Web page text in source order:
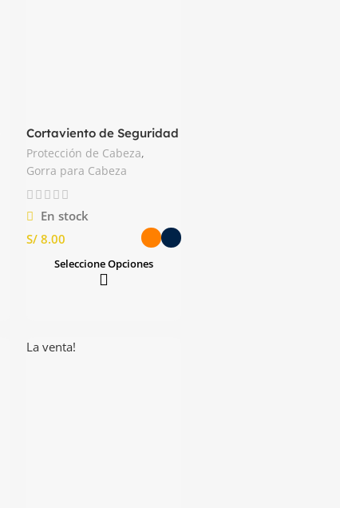
Cortaviento de Seguridad
con Forro Polar
Protección de Cabeza,
Gorra para Cabeza
En stock
S/
Seleccione Opciones
La venta!